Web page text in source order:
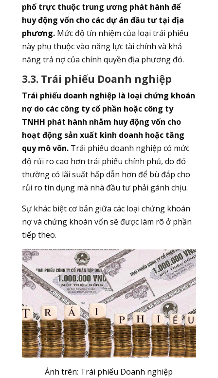
phố trực thuộc trung ương phát hành để
huy động vốn cho các dự án đầu tư tại địa
phương.Mức độ tín nhiệm của loại trái phiếu
này phụ thuộc vào năng lực tài chính và khả
năng trả nợ của chính quyền địa phương đó.
3.3. Trái phiếu Doanh nghiệp
Trái phiếu doanh nghiệp là loại chứng khoán
nợ do các công ty cổ phần hoặc công ty
TNHH phát hành nhằm huy động vốn cho
hoạt động sản xuất kinh doanh hoặc tăng
quy mô vốn.Trái phiếu doanh nghiệp có mức
độ rủi ro cao hơn trái phiếu chính phủ, do đó
thường có lãi suất hấp dẫn hơn để bù đắp cho
rủi ro tín dụng mà nhà đầu tư phải gánh chịu.
Sự khác biệt cơ bản giữa các loại chứng khoán
nợ và chứng khoán vốn sẽ được làm rõ ở phần
tiếp theo.
Ảnh trên: Trái phiếu Doanh nghiệp